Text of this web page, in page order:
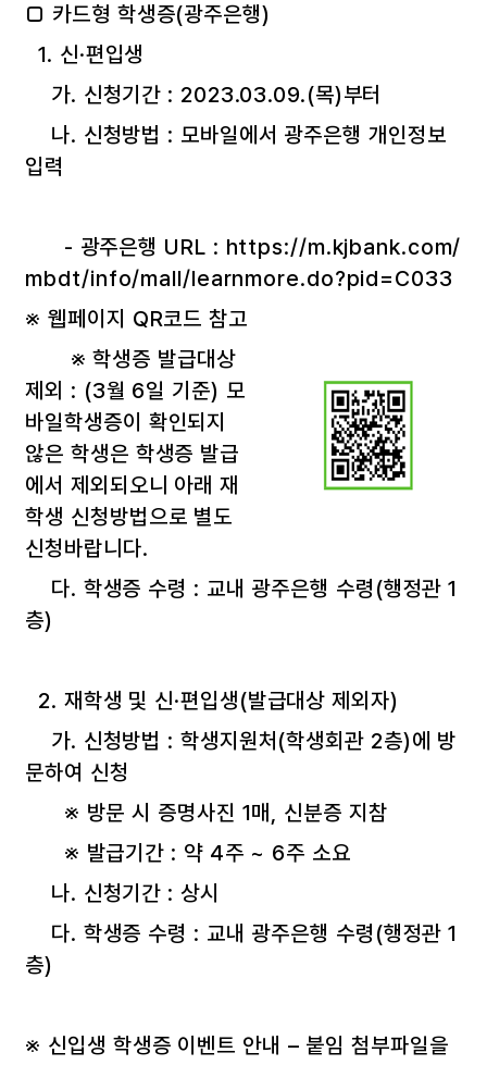
□ 카드형 학생증(광주은행)
1. 신·편입생
가. 신청기간 : 2023.03.09.(목)부터
나. 신청방법 : 모바일에서 광주은행 개인정보
입력
- 광주은행 URL : https://m.kjbank.com/
mbdt/info/mall/learnmore.do?pid=C033
※ 웹페이지 QR코드 참고
※ 학생증 발급대상
제외 : (3월 6일 기준) 모
바일학생증이 확인되지
않은 학생은 학생증 발급
에서 제외되오니 아래 재
학생 신청방법으로 별도
신청바랍니다.
다. 학생증 수령 : 교내 광주은행 수령(행정관 1
층)
2. 재학생 및 신·편입생(발급대상 제외자)
가. 신청방법 : 학생지원처(학생회관 2층)에 방
문하여 신청
※ 방문 시 증명사진 1매, 신분증 지참
※ 발급기간 : 약 4주 ~ 6주 소요
나. 신청기간 : 상시
다. 학생증 수령 : 교내 광주은행 수령(행정관 1
층)
※ 신입생 학생증 이벤트 안내 – 붙임 첨부파일을